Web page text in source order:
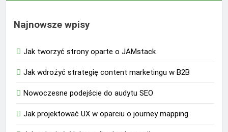
Najnowsze wpisy
Jak tworzyć strony oparte o JAMstack
Jak wdrożyć strategię content marketingu w B2B
Nowoczesne podejście do audytu SEO
Jak projektować UX w oparciu o journey mapping